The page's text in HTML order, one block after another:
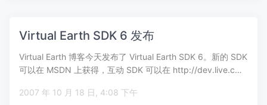
Virtual Earth SDK 6 发布
Virtual Earth 博客今天发布了 Virtual Earth SDK 6。新的 SDK
可以在 MSDN 上获得，互动 SDK 可以在 http://dev.live.c…
2007 年 10 月 18 日, 4:08 下午